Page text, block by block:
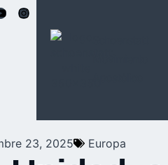
23, 2025 Europa